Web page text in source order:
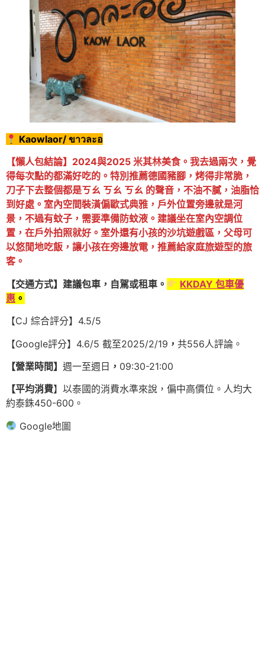
Kaowlaor/ ขาวละอ
【懶人包結論】2024與2025 米其林美食。我去過兩次，覺
得每次點的都滿好吃的。特別推薦德國豬腳，烤得非常脆，
刀子下去整個都是ㄎㄠ ㄎㄠ ㄎㄠ 的聲音，不油不膩，油脂恰
到好處。室內空間裝潢偏歐式典雅，戶外位置旁邊就是河
景，不過有蚊子，需要準備防蚊液。建議坐在室內空調位
置，在戶外拍照就好。室外還有小孩的沙坑遊戲區，父母可
以悠閒地吃飯，讓小孩在旁邊放電，推薦給家庭旅遊型的旅
客。
【交通方式】建議包車，自駕或租車。
KKDAY 包車優
惠 。
【CJ 綜合評分】4.5/5
【Google評分】4.6/5 截至2025/2/19 ， 共556人評論。
【營業時間】 週一至週日 ， 09:30-21:00
【平均消費】以泰國的消費水準來說，偏中高價位。人均大
約泰銖450-600。
Google地圖